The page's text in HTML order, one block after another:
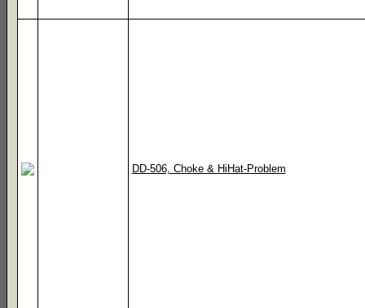
DD-506, Choke & HiHat-Problem